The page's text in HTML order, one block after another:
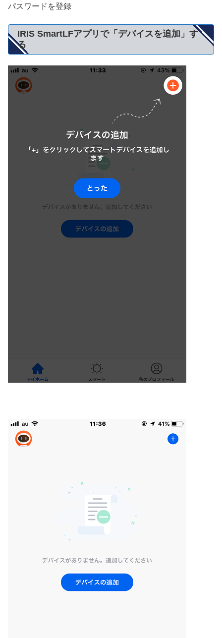
パスワードを登録
IRIS SmartLFアプリで「デバイスを追加」す
る